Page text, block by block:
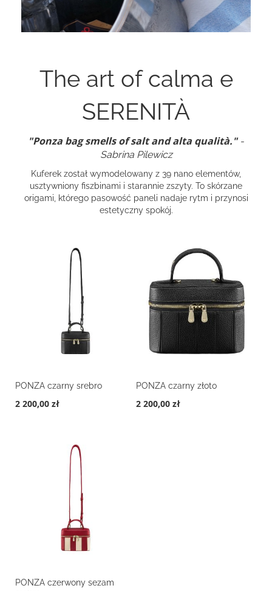
The art of calma e
SERENITÀ
"Ponza bag smells of salt and alta qualità."-
Sabrina Pilewicz
Kuferek został wymodelowany z 39 nano elementów,
usztywniony fiszbinami i starannie zszyty. To skórzane
origami, którego pasowość paneli nadaje rytm i przynosi
estetyczny spokój.
PONZA czarny srebro
2 200,00 zł
PONZA czarny złoto
2 200,00 zł
PONZA czerwony sezam